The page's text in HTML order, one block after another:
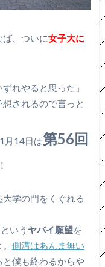
、ついに女子大に
れやると思った」
想されるので言っと
月14日は第56回
学の門をくぐれる
いう ヤバイ願望を
側溝はあんま無い
僕も終わるからや